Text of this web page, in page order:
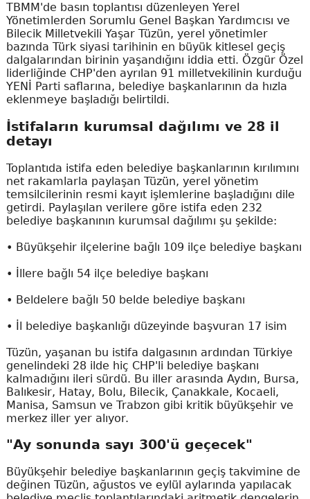
TBMM'de basın toplantısı düzenleyen Yerel
Yönetimlerden Sorumlu Genel Başkan Yardımcısı ve
Bilecik Milletvekili Yaşar Tüzün, yerel yönetimler
bazında Türk siyasi tarihinin en büyük kitlesel geçiş
dalgalarından birinin yaşandığını iddia etti. Özgür Özel
liderliğinde CHP'den ayrılan 91 milletvekilinin kurduğu
YENİ Parti saflarına, belediye başkanlarının da hızla
eklenmeye başladığı belirtildi.
İstifaların kurumsal dağılımı ve 28 il
detayı
Toplantıda istifa eden belediye başkanlarının kırılımını
net rakamlarla paylaşan Tüzün, yerel yönetim
temsilcilerinin resmi kayıt işlemlerine başladığını dile
getirdi. Paylaşılan verilere göre istifa eden 232
belediye başkanının kurumsal dağılımı şu şekilde:
• Büyükşehir ilçelerine bağlı 109 ilçe belediye başkanı
• İllere bağlı 54 ilçe belediye başkanı
• Beldelere bağlı 50 belde belediye başkanı
• İl belediye başkanlığı düzeyinde başvuran 17 isim
Tüzün, yaşanan bu istifa dalgasının ardından Türkiye
genelindeki 28 ilde hiç CHP'li belediye başkanı
kalmadığını ileri sürdü. Bu iller arasında Aydın, Bursa,
Balıkesir, Hatay, Bolu, Bilecik, Çanakkale, Kocaeli,
Manisa, Samsun ve Trabzon gibi kritik büyükşehir ve
merkez iller yer alıyor.
"Ay sonunda sayı 300'ü geçecek"
Büyükşehir belediye başkanlarının geçiş takvimine de
değinen Tüzün, ağustos ve eylül aylarında yapılacak